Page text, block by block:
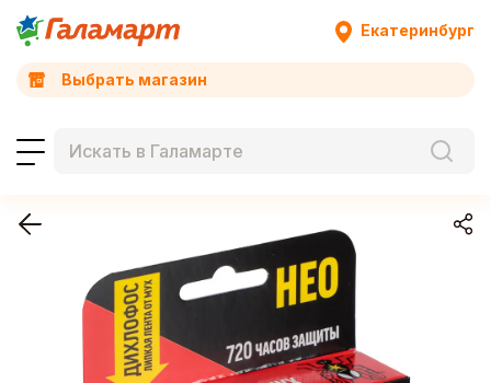
Екатеринбург
Выбрать магазин